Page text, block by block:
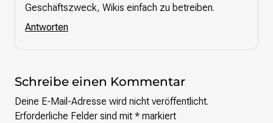
Geschäftszweck, Wikis einfach zu betreiben.
Antworten
Schreibe einen Kommentar
Deine E-Mail-Adresse wird nicht veröffentlicht.
Erforderliche Felder sind mit * markiert